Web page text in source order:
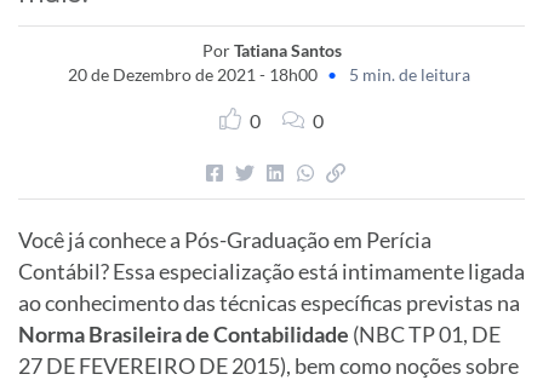
PorTatiana Santos
20 de Dezembro de 2021 - 18h00 • 5 min. de leitura
0 0
Você já conhece a Pós-Graduação em Perícia
Contábil? Essa especialização está intimamente ligada
ao conhecimento das técnicas específicas previstas na
Norma Brasileira de Contabilidade (NBC TP 01, DE
27 DE FEVEREIRO DE 2015), bem como noções sobre